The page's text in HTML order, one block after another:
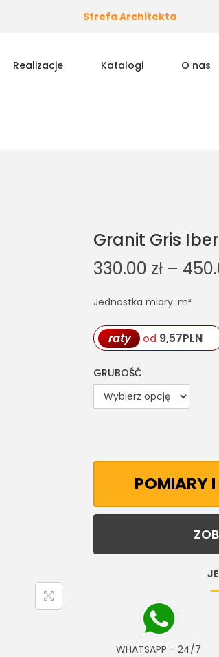
Strefa Architekta
Realizacje Katalogi O nas
Granit Gris
330.00 zł –
Jednostka miary: m²
raty od 9,57PLN
GRUBOŚĆ
POMIARY
WHATSAPP - 24/7